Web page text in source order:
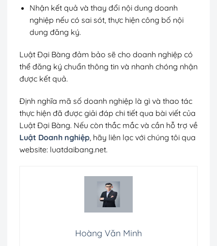
Nhận kết quả và thay đổi nội dung doanh
nghiệp nếu có sai sót, thực hiện công bố nội
dung đăng ký.
Luật Đại Bàng đảm bảo sẽ cho doanh nghiệp có
thể đăng ký chuẩn thông tin và nhanh chóng nhận
được kết quả.
Định nghĩa mã số doanh nghiệp là gì và thao tác
thực hiện đã được giải đáp chi tiết qua bài viết của
Luật Đại Bàng. Nếu còn thắc mắc và cần hỗ trợ về
Luật Doanh nghiệp, hãy liên lạc với chúng tôi qua
website: luatdaibang.net.
Hoàng Văn Minh